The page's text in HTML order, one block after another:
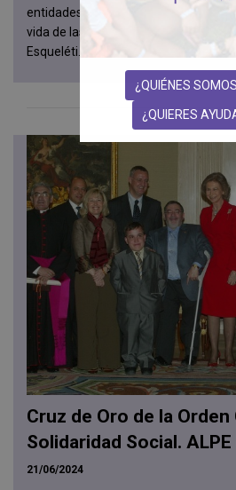
entidades sociales por visibilizar,
vida de las personas con
Esqueléti...
Cruz de Oro de la Orden
Solidaridad Social.
21/06/2024
¿QUIÉNES
¿QUIERES